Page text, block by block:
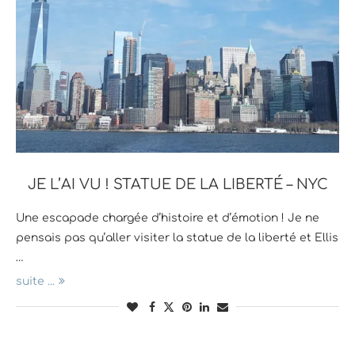
JE L’AI VU ! STATUE DE LA LIBERTÉ – NYC
Une escapade chargée d’histoire et d’émotion ! Je ne
pensais pas qu’aller visiter la statue de la liberté et Ellis
…
suite ...